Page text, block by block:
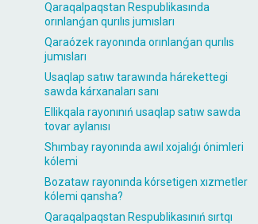
Qaraqalpaqstan Respublikasında
orınlanǵan qurılıs jumısları
Qaraózek rayonında orınlanǵan qurılıs
jumısları
Usaqlap satıw tarawında hárekettegi
sawda kárxanaları sanı
Ellikqala rayonınıń usaqlap satıw sawda
tovar aylanısı
Shımbay rayonında awıl xojalıǵı ónimleri
kólemi
Bozataw rayonında kórsetigen xızmetler
kólemi qansha?
Qaraqalpaqstan Respublikasınıń sırtqı